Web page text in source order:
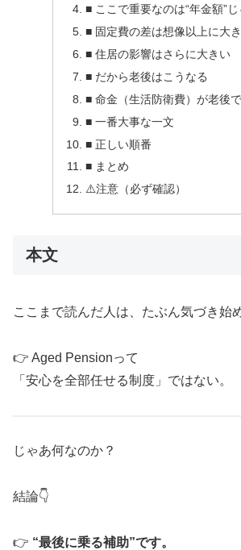
■ ここで重要なのは“年金額”
■ 固定費の差は想像以上に大
■ 住居の影響はさらに大きい
■ だから老後はこうなる
■ 命金（生活防衛費）が老後
■ 一番大事な一文
■ 正しい順番
■ まとめ
⚠️注意（必ず確認）
本文
ここまで読んだ人は、たぶん気づき始
👉 Aged Pensionって
「安心を全部任せる制度」ではない。
じゃあ何なのか？
結論👇
👉 “最後に乗る補助”です。